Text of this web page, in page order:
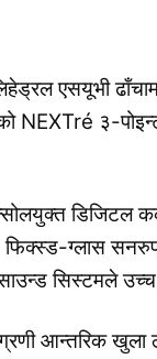
एसयूभी
NEXTré ३-
डिजिटल
फिक्स्ड-ग्लास
सिस्टमले
आन्तरिक खुला